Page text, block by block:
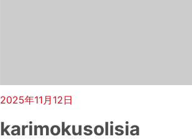
2025年11月12日
karimokusolisia